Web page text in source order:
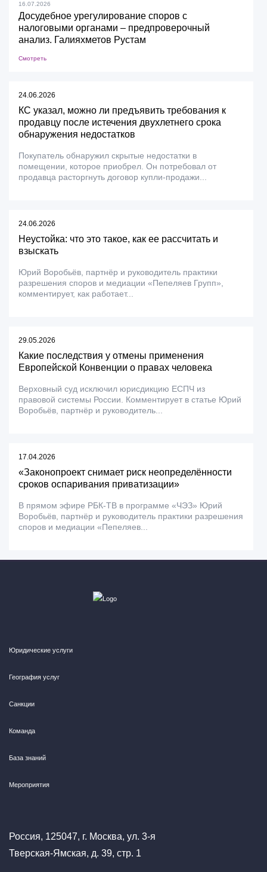
16.07.2026
Досудебное урегулирование споров с
налоговыми органами – предпроверочный
анализ. Галияхметов Рустам
Смотреть
24.06.2026
КС указал, можно ли предъявить требования к
продавцу после истечения двухлетнего срока
обнаружения недостатков
Покупатель обнаружил скрытые недостатки в
помещении, которое приобрел. Он потребовал от
продавца расторгнуть договор купли-продажи...
24.06.2026
Неустойка: что это такое, как ее рассчитать и
взыскать
Юрий Воробьёв, партнёр и руководитель практики
разрешения споров и медиации «Пепеляев Групп»,
комментирует, как работает...
29.05.2026
Какие последствия у отмены применения
Европейской Конвенции о правах человека
Верховный суд исключил юрисдикцию ЕСПЧ из
правовой системы России. Комментирует в статье Юрий
Воробьёв, партнёр и руководитель...
17.04.2026
«Законопроект снимает риск неопределённости
сроков оспаривания приватизации»
В прямом эфире РБК-ТВ в программе «ЧЭЗ» Юрий
Воробьёв, партнёр и руководитель практики разрешения
споров и медиации «Пепеляев...
Юридические услуги
География услуг
Санкции
Команда
База знаний
Мероприятия
Россия, 125047, г. Москва, ул. 3-я
Тверская-Ямская, д. 39, стр. 1